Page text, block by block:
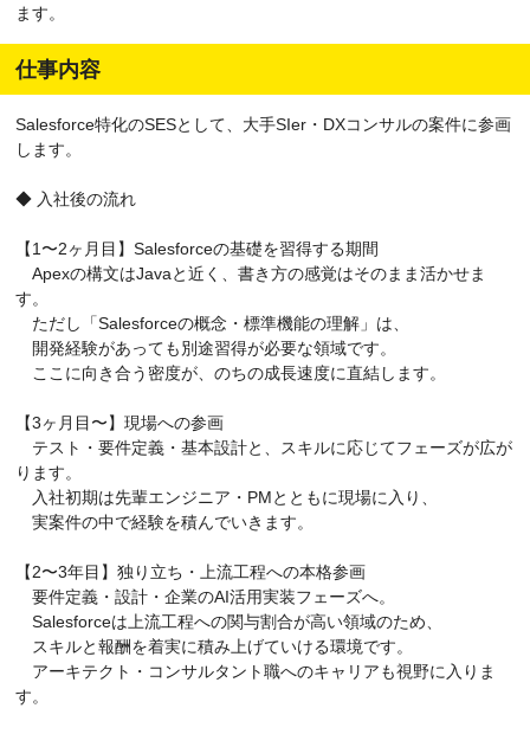
ます。
仕事内容
Salesforce特化のSESとして、大手SIer・DXコンサルの案件に参画
します。
◆ 入社後の流れ
【1〜2ヶ月目】Salesforceの基礎を習得する期間
Apexの構文はJavaと近く、書き方の感覚はそのまま活かせま
す。
ただし「Salesforceの概念・標準機能の理解」は、
開発経験があっても別途習得が必要な領域です。
ここに向き合う密度が、のちの成長速度に直結します。
【3ヶ月目〜】現場への参画
テスト・要件定義・基本設計と、スキルに応じてフェーズが広が
ります。
入社初期は先輩エンジニア・PMとともに現場に入り、
実案件の中で経験を積んでいきます。
【2〜3年目】独り立ち・上流工程への本格参画
要件定義・設計・企業のAI活用実装フェーズへ。
Salesforceは上流工程への関与割合が高い領域のため、
スキルと報酬を着実に積み上げていける環境です。
アーキテクト・コンサルタント職へのキャリアも視野に入りま
す。